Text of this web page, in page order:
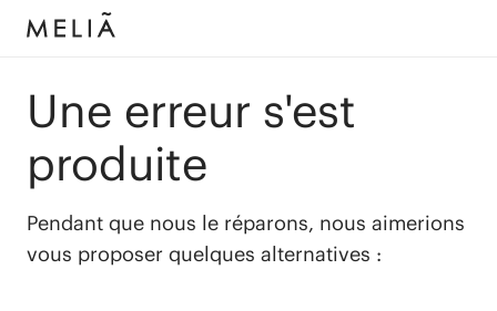
Une erreur s'est
produite
Pendant que nous le réparons, nous aimerions
vous proposer quelques alternatives :